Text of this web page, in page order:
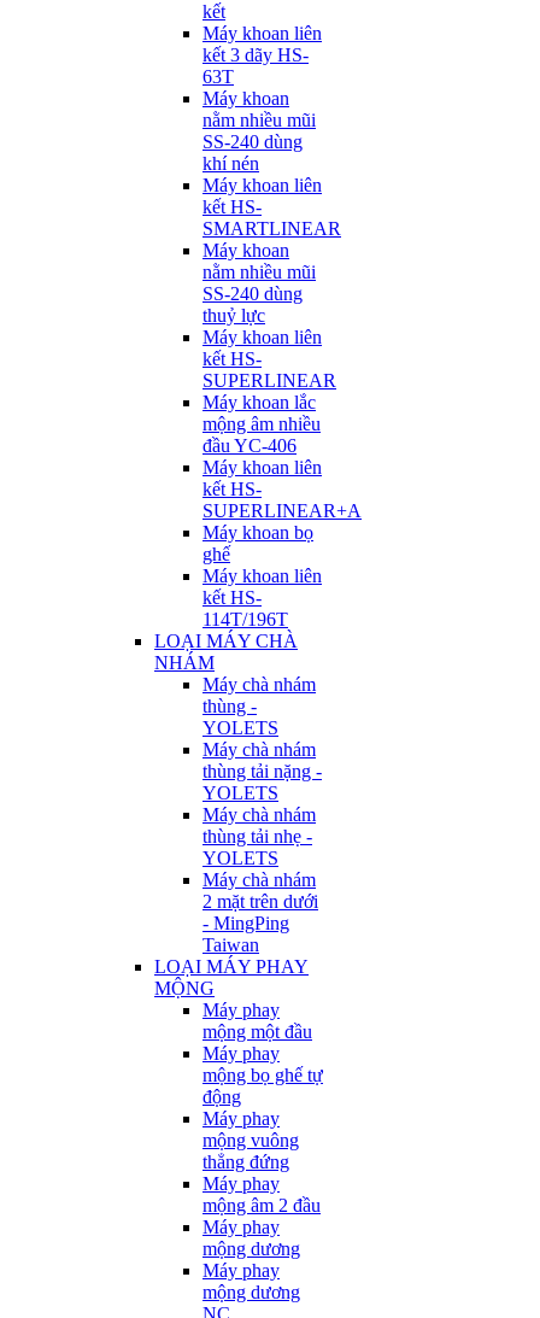
kết
Máy khoan liên
kết 3 dãy HS-
63T
Máy khoan
nằm nhiều mũi
SS-240 dùng
khí nén
Máy khoan liên
kết HS-
SMARTLINEAR
Máy khoan
nằm nhiều mũi
SS-240 dùng
thuỷ lực
Máy khoan liên
kết HS-
SUPERLINEAR
Máy khoan lắc
mộng âm nhiều
đầu YC-406
Máy khoan liên
kết HS-
SUPERLINEAR+A
Máy khoan bọ
ghế
Máy khoan liên
kết HS-
114T/196T
LOẠI MÁY CHÀ
NHÁM
Máy chà nhám
thùng -
YOLETS
Máy chà nhám
thùng tải nặng -
YOLETS
Máy chà nhám
thùng tải nhẹ -
YOLETS
Máy chà nhám
2 mặt trên dưới
- MingPing
Taiwan
LOẠI MÁY PHAY
MỘNG
Máy phay
mộng một đầu
Máy phay
mộng bọ ghế tự
động
Máy phay
mộng vuông
thẳng đứng
Máy phay
mộng âm 2 đầu
Máy phay
mộng dương
Máy phay
mộng dương
NC